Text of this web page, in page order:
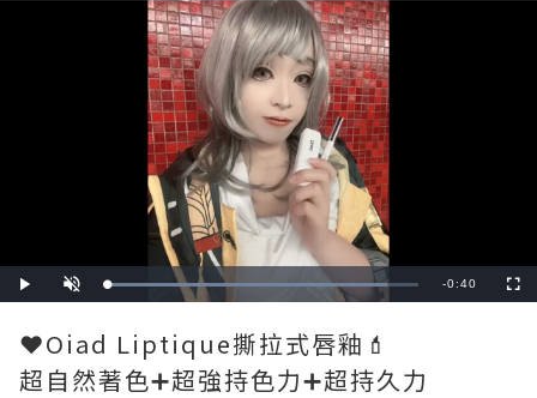
Play Unmute Loaded:
90.00%
Remaining
-0:40
❤️Oiad Liptique撕拉式唇釉💄
超自然著色➕超強持色力➕超持久力